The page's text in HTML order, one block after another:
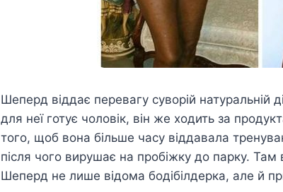
Шеперд віддає перевагу суворій натуральній
для неї готує чоловік, він же ходить за
того, щоб вона більше часу віддавала
після чого вирушає на пробіжку до парку.
Шеперд не лише відома бодібілдерка, але й